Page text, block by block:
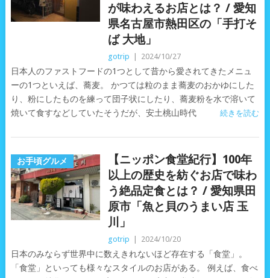
が味わえるお店とは？ / 愛知
県名古屋市熱田区の「手打そ
ば 大地」
gotrip 2024/10/27
日本人のファストフードの1つとして昔から愛されてきたメニュ
ーの1つといえば、蕎麦。 かつては粒のまま蕎麦のおかゆにした
り、粉にしたものを練って団子状にしたり、蕎麦粉を水で溶いて
焼いて食すなどしていたそうだが、安土桃山時代
続きを読む
お手頃グルメ
【ニッポン食堂紀行】100年
以上の歴史を紡ぐお店で味わ
う絶品定食とは？ / 愛知県田
原市「魚と貝のうまい店 玉
川」
gotrip 2024/10/20
日本のみならず世界中に数えきれないほど存在する「食堂」。
「食堂」といっても様々なスタイルのお店がある。 例えば、食べ